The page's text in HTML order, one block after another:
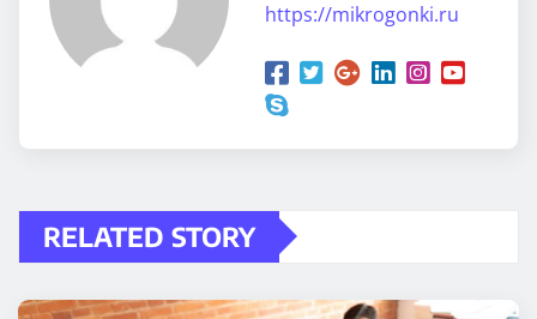
https://mikrogonki.ru
RELATED STORY